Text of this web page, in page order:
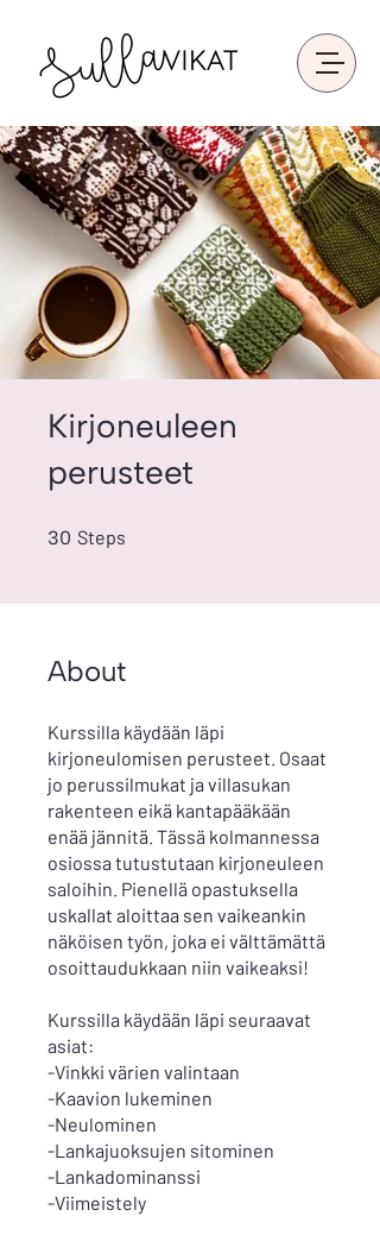
Kirjoneuleen
perusteet
30 Steps
About
Kurssilla käydään läpi
kirjoneulomisen perusteet. Osaat
jo perussilmukat ja villasukan
rakenteen eikä kantapääkään
enää jännitä. Tässä kolmannessa
osiossa tutustutaan kirjoneuleen
saloihin. Pienellä opastuksella
uskallat aloittaa sen vaikeankin
näköisen työn, joka ei välttämättä
osoittaudukkaan niin vaikeaksi!
Kurssilla käydään läpi seuraavat
asiat:
-Vinkki värien valintaan
-Kaavion lukeminen
-Neulominen
-Lankajuoksujen sitominen
-Lankadominanssi
-Viimeistely